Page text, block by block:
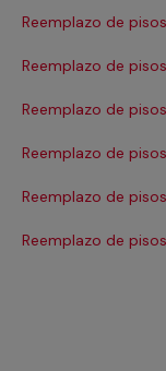
Reemplazo de
Reemplazo de
Reemplazo de
Reemplazo de
Reemplazo de
Reemplazo de